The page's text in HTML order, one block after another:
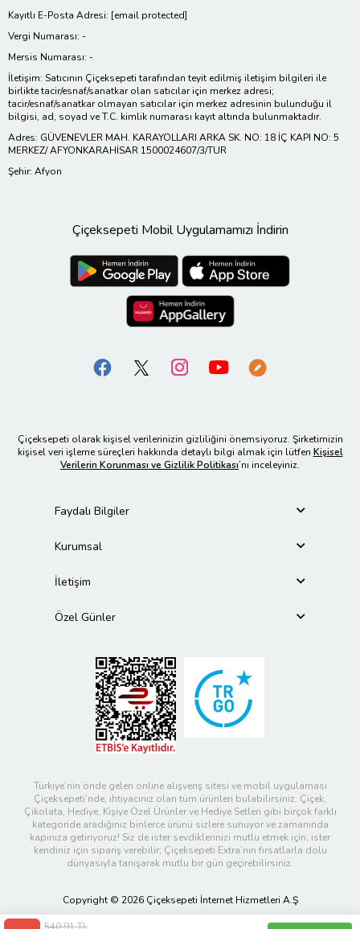
Kayıtlı E-Posta Adresi: [email protected]
Vergi Numarası: -
Mersis Numarası: -
İletişim: Satıcının Çiçeksepeti tarafından teyit edilmiş iletişim bilgileri ile
birlikte tacir/esnaf/sanatkar olan satıcılar için merkez adresi;
tacir/esnaf/sanatkar olmayan satıcılar için merkez adresinin bulunduğu il
bilgisi, ad, soyad ve T.C. kimlik numarası kayıt altında bulunmaktadır.
Adres: GÜVENEVLER MAH. KARAYOLLARI ARKA SK. NO: 18 İÇ KAPI NO: 5
MERKEZ/ AFYONKARAHİSAR 1500024607/3/TUR
Şehir: Afyon
Çiçeksepeti Mobil Uygulamamızı İndirin
Çiçeksepeti olarak kişisel verilerinizin gizliliğini önemsiyoruz. Şirketimizin
kişisel veri işleme süreçleri hakkında detaylı bilgi almak için lütfen Kişisel
Verilerin Korunması ve Gizlilik Politikası’nı inceleyiniz.
Faydalı Bilgiler
Kurumsal
İletişim
Özel Günler
Türkiye’nin önde gelen online alışveriş sitesi ve mobil uygulaması
Çiçeksepeti’nde, ihtiyacınız olan tüm ürünleri bulabilirsiniz. Çiçek,
Çikolata, Hediye, Kişiye Özel Ürünler ve Hediye Setleri gibi birçok farklı
kategoride aradığınız binlerce ürünü sizlere sunuyor ve zamanında
kapınıza getiriyoruz! Siz de ister sevdiklerinizi mutlu etmek için, ister
kendiniz için sipariş verebilir; Çiçeksepeti Extra’nın fırsatlarla dolu
dünyasıyla tanışarak mutlu bir gün geçirebilirsiniz.
Copyright © 2026 Çiçeksepeti İnternet Hizmetleri A.Ş